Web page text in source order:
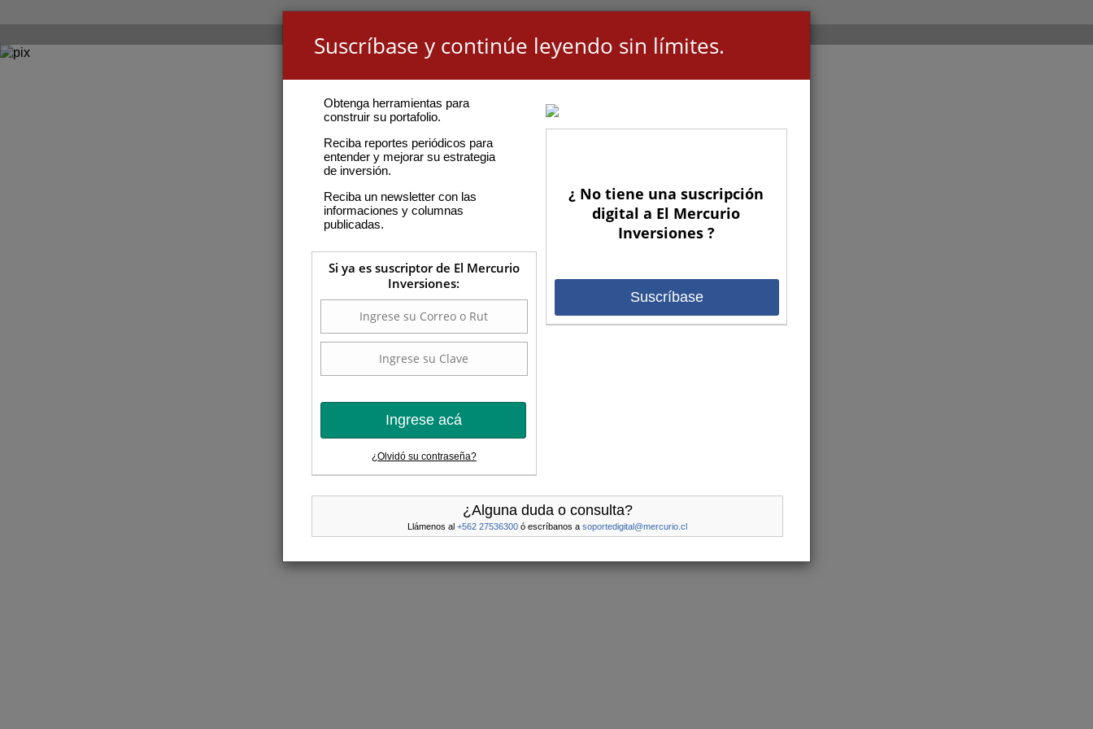
Suscríbase y continúe leyendo sin límites.
Obtenga herramientas para
construir su portafolio.
Reciba reportes periódicos para
entender y mejorar su estrategia
de inversión.
Reciba un newsletter con las
informaciones y columnas
publicadas.
Si ya es suscriptor de El Mercurio
Inversiones:
Ingrese acá
¿Olvidó su contraseña?
¿ No tiene una suscripción
digital a El Mercurio
Inversiones ?
Suscríbase
¿Alguna duda o consulta?
Llámenos al +562 27536300 ó escríbanos a soportedigital@mercurio.cl